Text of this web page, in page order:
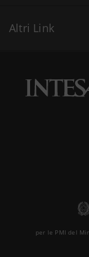
Altri Link
per le PMI del